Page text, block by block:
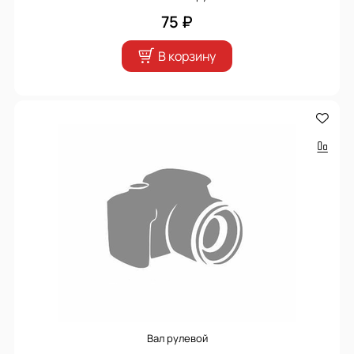
75 ₽
В корзину
Вал рулевой